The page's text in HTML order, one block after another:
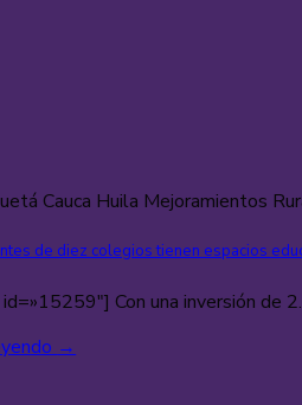
Cauca Huila Mejoramientos
de diez colegios tienen espacios
Con una inversión de
→